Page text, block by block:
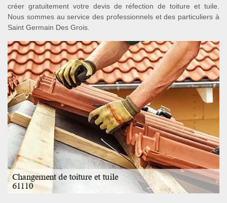
créer gratuitement votre devis de réfection de toiture et tuile.
Nous sommes au service des professionnels et des particuliers à
Saint Germain Des Grois.